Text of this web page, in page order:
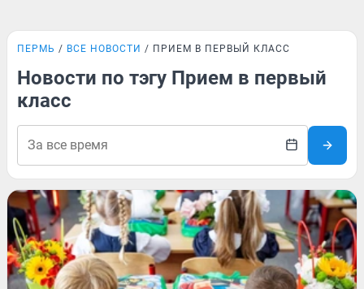
ПЕРМЬ ВСЕ НОВОСТИ ПРИЕМ В ПЕРВЫЙ КЛАСС
Новости по тэгу Прием в первый
класс